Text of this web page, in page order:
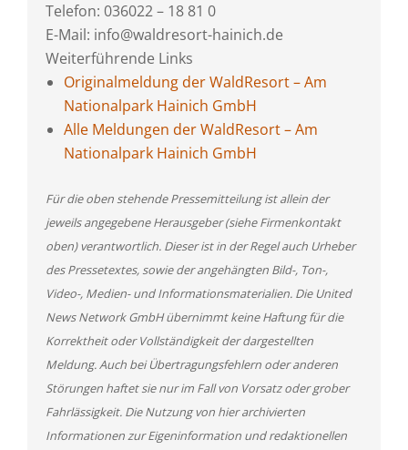
Telefon: 036022 – 18 81 0
E-Mail: info@waldresort-hainich.de
Weiterführende Links
Originalmeldung der WaldResort – Am
Nationalpark Hainich GmbH
Alle Meldungen der WaldResort – Am
Nationalpark Hainich GmbH
Für die oben stehende Pressemitteilung ist allein der
jeweils angegebene Herausgeber (siehe Firmenkontakt
oben) verantwortlich. Dieser ist in der Regel auch Urheber
des Pressetextes, sowie der angehängten Bild-, Ton-,
Video-, Medien- und Informationsmaterialien. Die United
News Network GmbH übernimmt keine Haftung für die
Korrektheit oder Vollständigkeit der dargestellten
Meldung. Auch bei Übertragungsfehlern oder anderen
Störungen haftet sie nur im Fall von Vorsatz oder grober
Fahrlässigkeit. Die Nutzung von hier archivierten
Informationen zur Eigeninformation und redaktionellen